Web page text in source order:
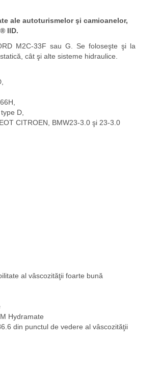
ale autoturismelor şi camioanelor,
IID.
M2C-33F sau G. Se foloseşte şi la
cât şi alte sisteme hidraulice.
D,
CITROEN, BMW23-3.0 şi 23-3.0
al vâscozităţii foarte bună
Hydramate
din punctul de vedere al vâscozităţii